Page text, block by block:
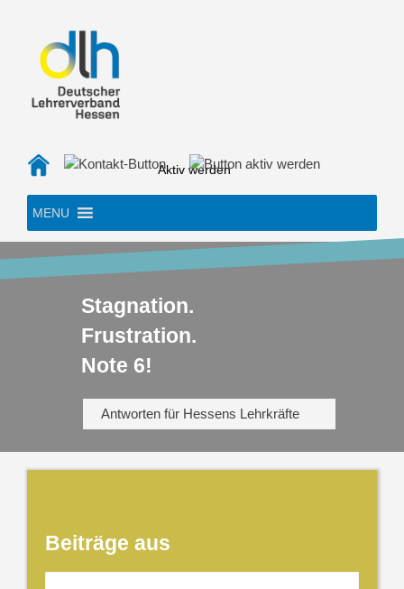
content
Aktiv werden
MENU
Stagnation.
Frustration.
Note 6!
Antworten für Hessens Lehrkräfte
Beiträge aus